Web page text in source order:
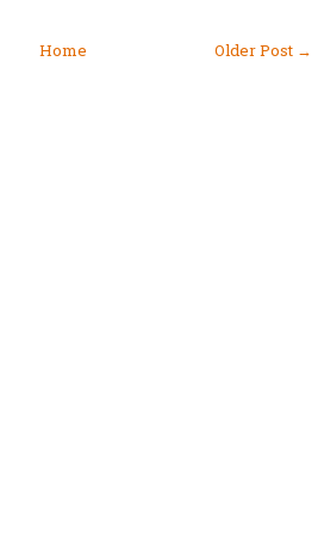
Older Post →
Home